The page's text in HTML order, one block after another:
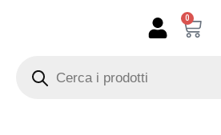
0
search